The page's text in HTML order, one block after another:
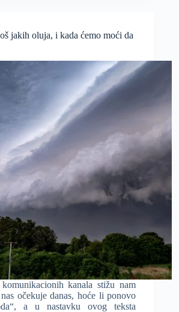
jakih oluja, i kada ćemo moći da
kanala stižu nam
očekuje danas, hoće li ponovo
a u nastavku ovog teksta